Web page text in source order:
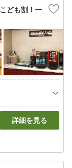
ども割！一
詳細を見る